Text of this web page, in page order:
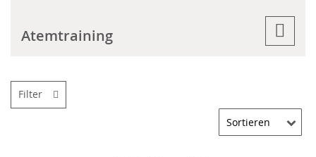
Atemtraining
Filter